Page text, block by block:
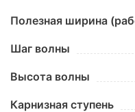
Полезная ширина
Шаг волны
Высота волны
Карнизная ступень